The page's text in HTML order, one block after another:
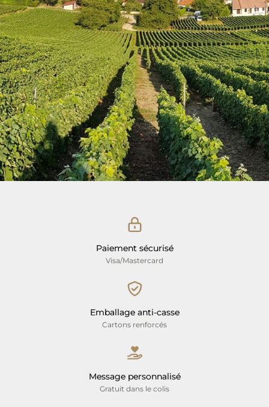
Paiement sécurisé
Visa/Mastercard
Emballage anti-casse
Cartons renforcés
Message personnalisé
Gratuit dans le colis